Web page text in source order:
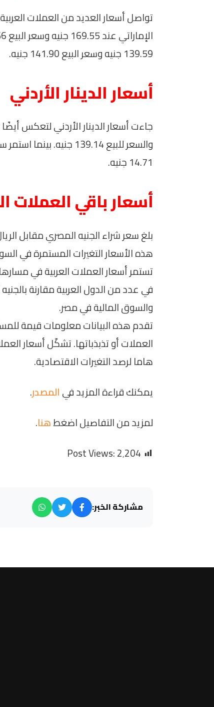
تواصل أسعار العديد من العملات
139.59 جنيه وسعر البيع 141.90 جنيه.
أسعار الدينار الأردني
14.71 جنيه.
أسعار باقي العملات
هذه الأسعار التغيرات المستمرة في
تستمر أسعار العملات العربية في
في عدد من الدول العربية مقارنة
والسوق المالية في مصر.
تقدم هذه البيانات معلومات قيمة
العملات أو تذبذباتها. تشكّل أسعار
هاما لرصد التغيرات الاقتصادية.
يمكنك قراءة المزيد فيالمصدر.
لمزيد من التفاصيل اضغطهنا.
Post Views:2٬204
مشاركة الخبر: